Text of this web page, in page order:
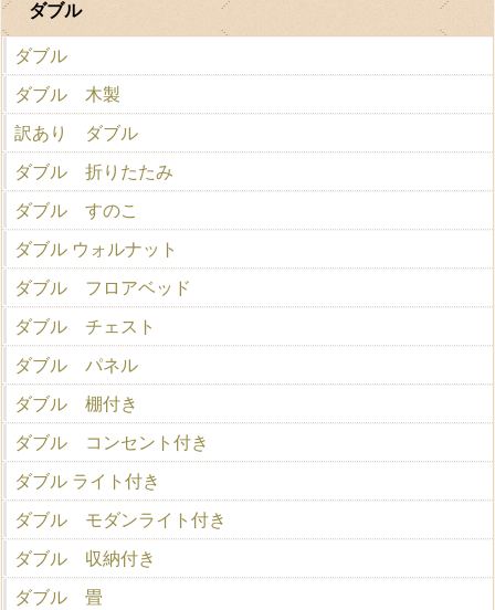
ダブル
ダブル
ダブル 木製
訳あり ダブル
ダブル 折りたたみ
ダブル すのこ
ダブル ウォルナット
ダブル フロアベッド
ダブル チェスト
ダブル パネル
ダブル 棚付き
ダブル コンセント付き
ダブル ライト付き
ダブル モダンライト付き
ダブル 収納付き
ダブル 畳